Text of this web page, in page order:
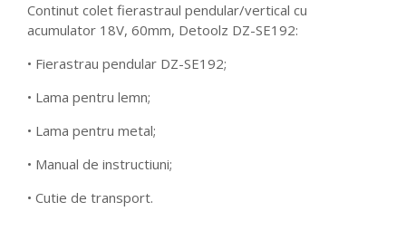
Continut colet fierastraul pendular/vertical cu
acumulator 18V, 60mm, Detoolz DZ-SE192:
• Fierastrau pendular DZ-SE192;
• Lama pentru lemn;
• Lama pentru metal;
• Manual de instructiuni;
• Cutie de transport.